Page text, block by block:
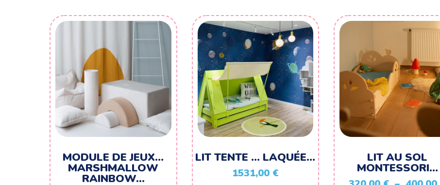
MODULE DE JEUX…
MARSHMALLOW
RAINBOW…
LIT TENTE … LAQUÉE…
1531,00 €
LIT AU SOL
MONTESSORI…